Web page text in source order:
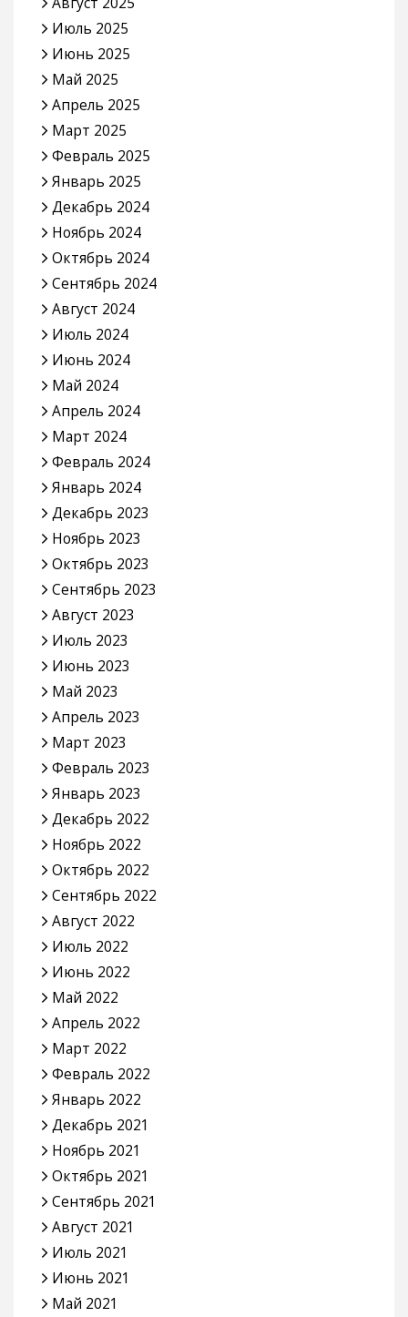
Июль 2025
Июнь 2025
Май 2025
Апрель 2025
Март 2025
Февраль 2025
Январь 2025
Декабрь 2024
Ноябрь 2024
Октябрь 2024
Сентябрь 2024
Август 2024
Июль 2024
Июнь 2024
Май 2024
Апрель 2024
Март 2024
Февраль 2024
Январь 2024
Декабрь 2023
Ноябрь 2023
Октябрь 2023
Сентябрь 2023
Август 2023
Июль 2023
Июнь 2023
Май 2023
Апрель 2023
Март 2023
Февраль 2023
Январь 2023
Декабрь 2022
Ноябрь 2022
Октябрь 2022
Сентябрь 2022
Август 2022
Июль 2022
Июнь 2022
Май 2022
Апрель 2022
Март 2022
Февраль 2022
Январь 2022
Декабрь 2021
Ноябрь 2021
Октябрь 2021
Сентябрь 2021
Август 2021
Июль 2021
Июнь 2021
Май 2021